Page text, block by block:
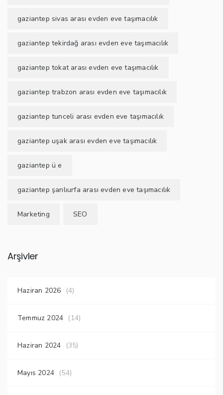
gaziantep sivas arası evden eve taşımacılık
gaziantep tekirdağ arası evden eve taşımacılık
gaziantep tokat arası evden eve taşımacılık
gaziantep trabzon arası evden eve taşımacılık
gaziantep tunceli arası evden eve taşımacılık
gaziantep uşak arası evden eve taşımacılık
gaziantep ü e
gaziantep şanlıurfa arası evden eve taşımacılık
Marketing SEO
Arşivler
Haziran 2026 (4)
Temmuz 2024 (14)
Haziran 2024 (35)
Mayıs 2024 (54)